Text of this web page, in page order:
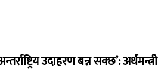
उदाहरण बन्न सक्छ’: अर्थमन्त्री